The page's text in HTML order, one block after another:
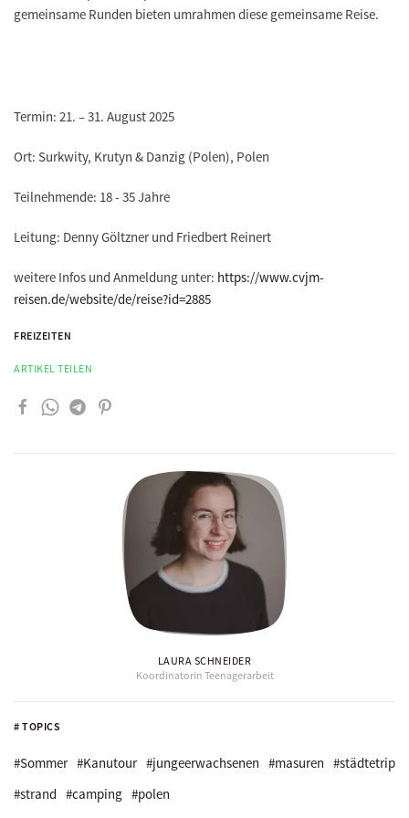
# TOPICS
#Sommer #Kanutour #jungeerwachsenen #masuren #städtetrip
#strand #camping #polen
gemeinsame Runden bieten umrahmen diese gemeinsame Reise.
Termin: 21. – 31. August 2025
Ort: Surkwity, Krutyn & Danzig (Polen), Polen
Teilnehmende: 18 - 35 Jahre
Leitung: Denny Göltzner und Friedbert Reinert
weitere Infos und Anmeldung unter: https://www.cvjm-
reisen.de/website/de/reise?id=2885
FREIZEITEN
ARTIKEL TEILEN
LAURA SCHNEIDER
Koordinatorin Teenagerarbeit